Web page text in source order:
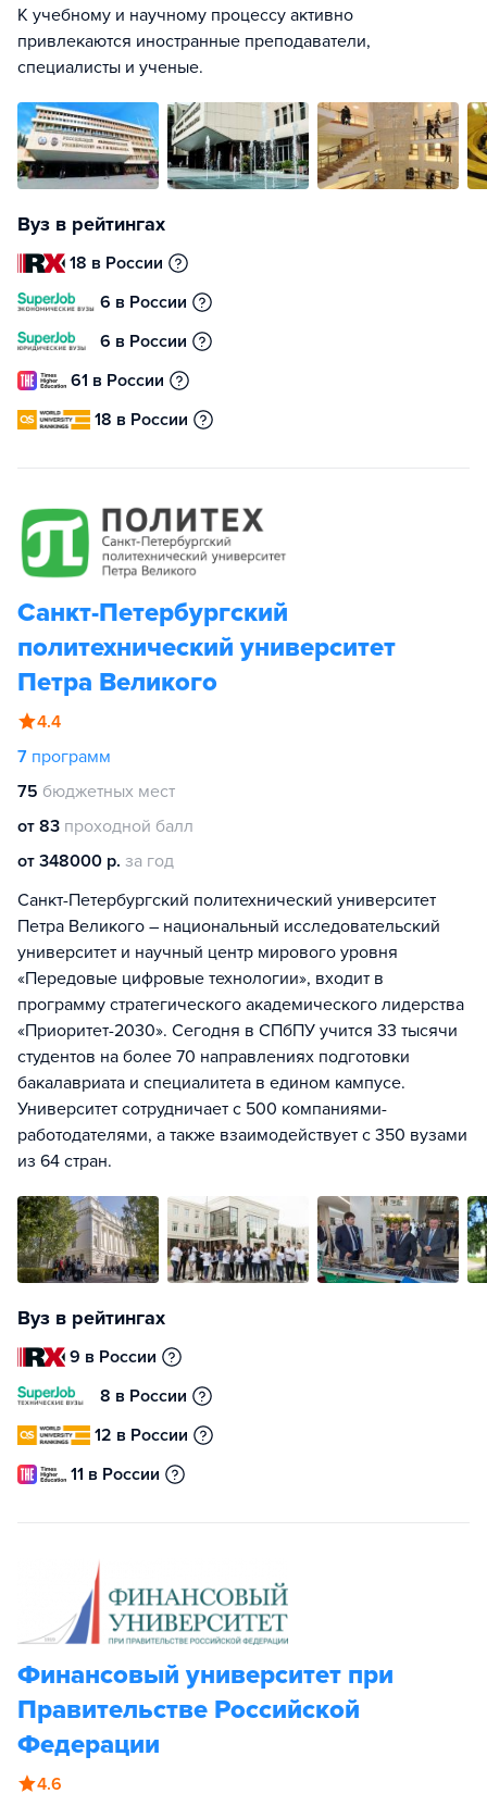
К учебному и научному процессу активно
привлекаются иностранные преподаватели,
специалисты и ученые.
Вуз в рейтингах
18 в России
6 в России
6 в России
61 в России
18 в России
Санкт-Петербургский
политехнический университет
Петра Великого
4.4
7 программ
75 бюджетных мест
от 83 проходной балл
от 348000 р. за год
Санкт-Петербургский политехнический университет
Петра Великого – национальный исследовательский
университет и научный центр мирового уровня
«Передовые цифровые технологии», входит в
программу стратегического академического лидерства
«Приоритет-2030». Сегодня в СПбПУ учится 33 тысячи
студентов на более 70 направлениях подготовки
бакалавриата и специалитета в едином кампусе.
Университет сотрудничает с 500 компаниями-
работодателями, а также взаимодействует с 350 вузами
из 64 стран.
Вуз в рейтингах
9 в России
8 в России
12 в России
11 в России
Финансовый университет при
Правительстве Российской
Федерации
4.6